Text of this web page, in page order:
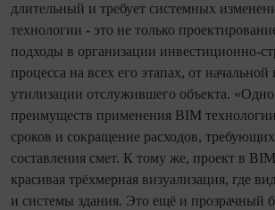
длительный и требует системных
технологии - это не только
подходы в организации инвестиционно-
процесса на всех его этапах, от начальной
утилизации отслужившего объекта.
преимуществ применения BIM
сроков и сокращение расходов,
составления смет. К тому же, проект в
красивая трёхмерная визуализация, где
и системы здания. Это ещё и прозрачный